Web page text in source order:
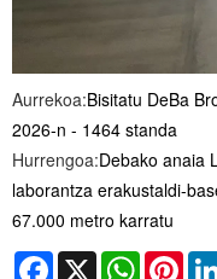
Aurrekoa:Bisitatu DeBa
2026-n - 1464 standa
Hurrengoa:Debako anaia
laborantza erakustaldi-
67.000 metro karratu
Facebook
X WhatsApp